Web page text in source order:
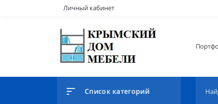
Личный кабинет
Список категорий